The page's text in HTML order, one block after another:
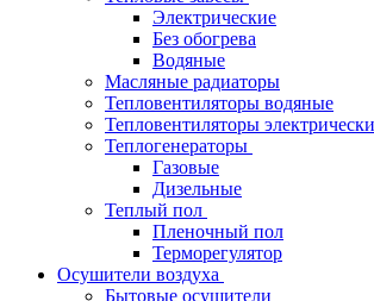
Электрические
Без обогрева
Водяные
Масляные радиаторы
Тепловентиляторы водяные
Тепловентиляторы
Теплогенераторы
Газовые
Дизельные
Теплый пол
Пленочный пол
Терморегулятор
Осушители воздуха
Бытовые осушители